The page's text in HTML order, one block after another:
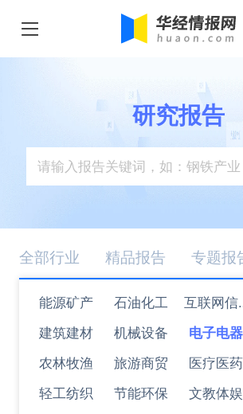
研究报告
全部行业 精品报告 专题报
能源矿产 石油化工
互联网信
技术
建筑建材
机械设备 电子电器
农林牧渔
旅游商贸 医疗医药
轻工纺织
节能环保 文教体娱